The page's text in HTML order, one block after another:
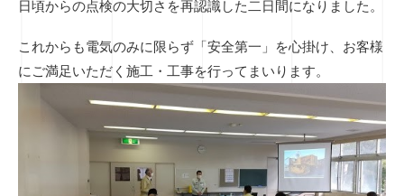
日頃からの点検の大切さを再認識した二日間になりました。
これからも電気のみに限らず「安全第一」を心掛け、お客様
にご満足いただく施工・工事を行ってまいります。